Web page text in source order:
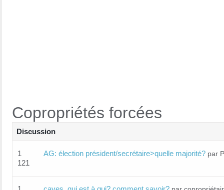
Copropriétés forcées
Discussion
1
121
AG: élection président/secrétaire>quelle majorité? par